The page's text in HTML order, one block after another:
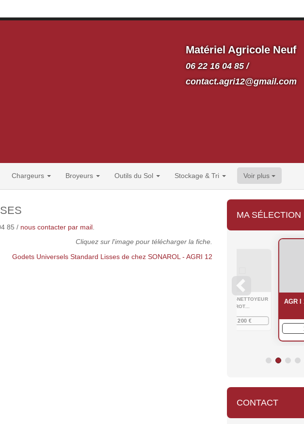
Matériel Agricole Neuf
06 22 16 04 85 /
contact.agri12@gmail.com
Chargeurs Broyeurs Outils du Sol Stockage & Tri Voir plus
85 / nous contacter par mail
Cliquez sur l'image pour télécharger la fiche.
MA
TRIEUR-NETTOYEUR
ROT...
4 200 €
AGR I
CONTACT